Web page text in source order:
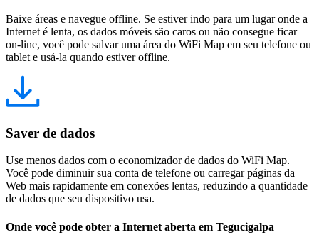
Baixe áreas e navegue offline. Se estiver indo para um lugar onde a
Internet é lenta, os dados móveis são caros ou não consegue ficar
on-line, você pode salvar uma área do WiFi Map em seu telefone ou
tablet e usá-la quando estiver offline.
Saver de dados
Use menos dados com o economizador de dados do WiFi Map.
Você pode diminuir sua conta de telefone ou carregar páginas da
Web mais rapidamente em conexões lentas, reduzindo a quantidade
de dados que seu dispositivo usa.
Onde você pode obter a Internet aberta em Tegucigalpa